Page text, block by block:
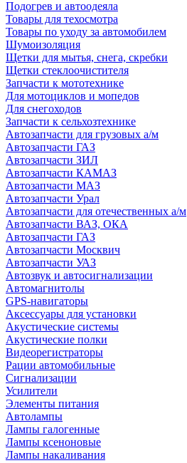
Подогрев и автоодеяла
Товары для техосмотра
Товары по уходу за автомобилем
Шумоизоляция
Щетки для мытья, снега, скребки
Щетки стеклоочистителя
Запчасти к мототехнике
Для мотоциклов и мопедов
Для снегоходов
Запчасти к сельхозтехнике
Автозапчасти для грузовых а/м
Автозапчасти ГАЗ
Автозапчасти ЗИЛ
Автозапчасти КАМАЗ
Автозапчасти МАЗ
Автозапчасти Урал
Автозапчасти для отечественных а/м
Автозапчасти ВАЗ, ОКА
Автозапчасти ГАЗ
Автозапчасти Москвич
Автозапчасти УАЗ
Автозвук и автосигнализации
Автомагнитолы
GPS-навигаторы
Аксессуары для установки
Акустические системы
Акустические полки
Видеорегистраторы
Рации автомобильные
Сигнализации
Усилители
Элементы питания
Автолампы
Лампы галогенные
Лампы ксеноновые
Лампы накаливания